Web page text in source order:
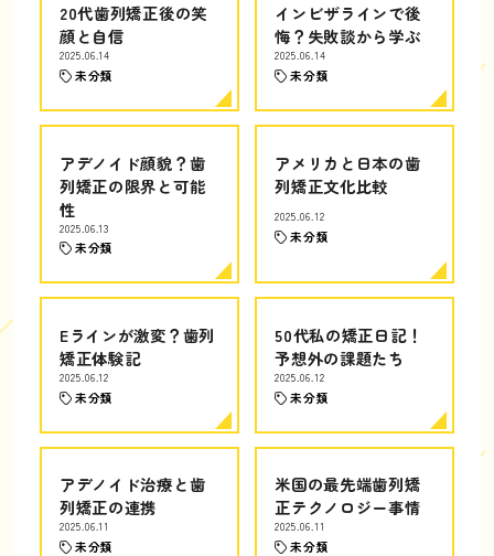
20代歯列矯正後の笑
顔と自信
2025.06.14
未分類
インビザラインで後
悔？失敗談から学ぶ
2025.06.14
未分類
アデノイド顔貌？歯
列矯正の限界と可能
性
2025.06.13
未分類
アメリカと日本の歯
列矯正文化比較
2025.06.12
未分類
Eラインが激変？歯列
矯正体験記
2025.06.12
未分類
50代私の矯正日記！
予想外の課題たち
2025.06.12
未分類
アデノイド治療と歯
列矯正の連携
2025.06.11
未分類
米国の最先端歯列矯
正テクノロジー事情
2025.06.11
未分類